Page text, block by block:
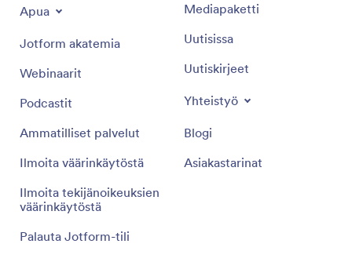
Apua
Jotform akatemia
Webinaarit
Podcastit
Ammatilliset palvelut
Ilmoita väärinkäytöstä
Ilmoita tekijänoikeuksien
väärinkäytöstä
Palauta Jotform-tili
Mediapaketti
Uutisissa
Uutiskirjeet
Yhteistyö
Blogi
Asiakastarinat